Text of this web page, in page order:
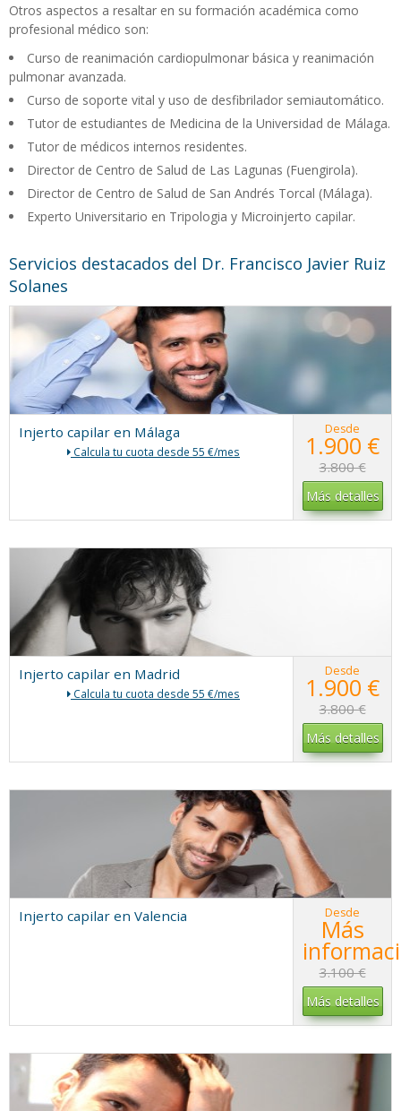
Otros aspectos a resaltar en su formación académica como
profesional médico son:
Curso de reanimación cardiopulmonar básica y reanimación
pulmonar avanzada.
Curso de soporte vital y uso de desfibrilador semiautomático.
Tutor de estudiantes de Medicina de la Universidad de Málaga.
Tutor de médicos internos residentes.
Director de Centro de Salud de Las Lagunas (Fuengirola).
Director de Centro de Salud de San Andrés Torcal (Málaga).
Experto Universitario en Tripologia y Microinjerto capilar.
Servicios destacados del Dr. Francisco Javier Ruiz
Solanes
Injerto capilar en Málaga
Calcula tu cuota desde 55 €/mes
Desde
1.900 €
3.800 €
Más detalles
Injerto capilar en Madrid
Calcula tu cuota desde 55 €/mes
Desde
1.900 €
3.800 €
Más detalles
Injerto capilar en Valencia Desde
Más
3.100 €
Más detalles